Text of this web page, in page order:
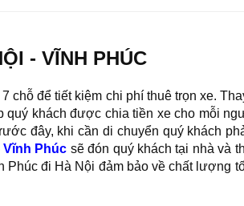
- VĨNH PHÚC
chỗ để tiết kiệm chi phí thuê trọn xe.
quý khách được chia tiền xe cho mỗi
đây, khi cần di chuyển quý khách
Vĩnh Phúc sẽ đón quý khách tại nhà và
đi Hà Nội đảm bảo về chất lượng